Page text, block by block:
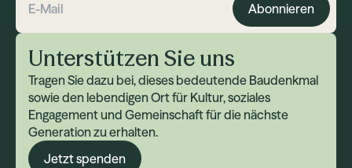
E-Mail-Adresse Abonnieren
Unterstützen Sie uns
Tragen Sie dazu bei, dieses bedeutende Baudenkmal
sowie den lebendigen Ort für Kultur, soziales
Engagement und Gemeinschaft für die nächste
Generation zu erhalten.
Jetzt spenden